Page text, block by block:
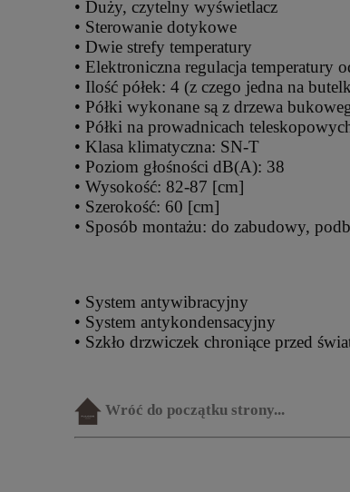
• Duży, czytelny wyświetlacz
• Sterowanie dotykowe
• Dwie strefy temperatury
• Elektroniczna regulacja temperatury
• Ilość półek: 4 (z czego jedna na
• Półki wykonane są z drzewa
• Półki na prowadnicach
• Klasa klimatyczna: SN-T
• Poziom głośności dB(A): 38
• Wysokość: 82-87 [cm]
• Szerokość: 60 [cm]
• Sposób montażu: do zabudowy,
• System antywibracyjny
• System antykondensacyjny
• Szkło drzwiczek chroniące przed
Wróć do początku strony...